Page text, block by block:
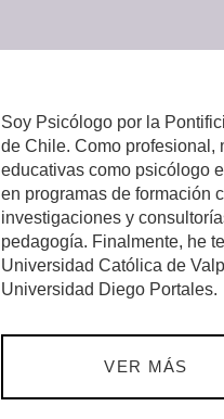
Soy Psicólogo por la
de Chile. Como profesional,
educativas como psicólogo
en programas de formación
investigaciones y
pedagogía. Finalmente, he
Universidad Católica de
Universidad Diego Portales.
VER MÁS